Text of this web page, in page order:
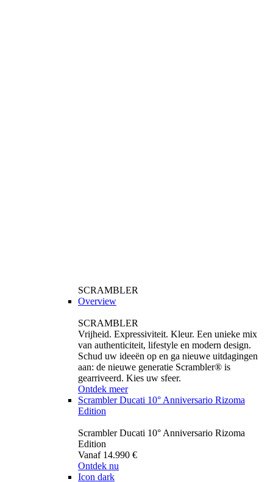
SCRAMBLER
Overview
SCRAMBLER
Vrijheid. Expressiviteit. Kleur. Een unieke mix
van authenticiteit, lifestyle en modern design.
Schud uw ideeën op en ga nieuwe uitdagingen
aan: de nieuwe generatie Scrambler® is
gearriveerd. Kies uw sfeer.
Ontdek meer
Scrambler Ducati 10° Anniversario Rizoma
Edition
Scrambler Ducati 10° Anniversario Rizoma
Edition
Vanaf 14.990 €
Ontdek nu
Icon dark